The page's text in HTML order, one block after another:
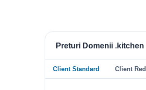
Preturi Domenii .kitchen
Client Standard Client Red